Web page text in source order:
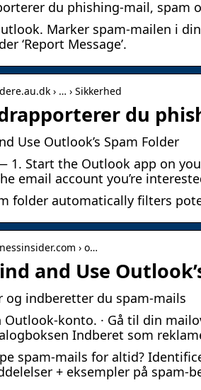
du phishing-mail, spam
Marker spam-mailen i
‘Report Message’.
› … › Sikkerhed
du
Use Outlook’s Spam Folder
1. Start the Outlook app on
email account you’re
folder automatically filters
› o…
and Use
og indberetter du spam-mails
Outlook-konto. · Gå til din
Indberet som
spam-mails for altid?
+ eksempler på spam-